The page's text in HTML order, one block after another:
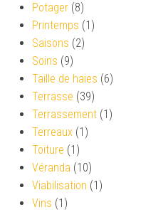
Potager (8)
Printemps (1)
Saisons (2)
Soins (9)
Taille de haies (6)
Terrasse (39)
Terrassement (1)
Terreaux (1)
Toiture (1)
Véranda (10)
Viabilisation (1)
Vins (1)